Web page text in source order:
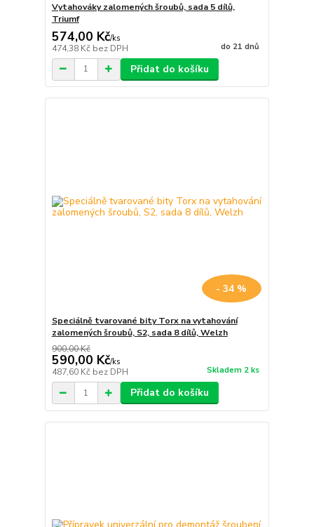
Vytahováky zalomených šroubů, sada 5 dílů,
Triumf
574,00 Kč/ks
474,38 Kč bez DPH do 21 dnů
Přidat do košíku
- 34 %
Speciálně tvarované bity Torx na vytahování
zalomených šroubů, S2, sada 8 dílů, Welzh
900,00 Kč
590,00 Kč/ks
487,60 Kč bez DPH Skladem 2 ks
Přidat do košíku